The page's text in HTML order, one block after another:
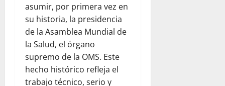
asumir, por primera vez en
su historia, la presidencia
de la Asamblea Mundial de
la Salud, el órgano
supremo de la OMS. Este
hecho histórico refleja el
trabajo técnico, serio y